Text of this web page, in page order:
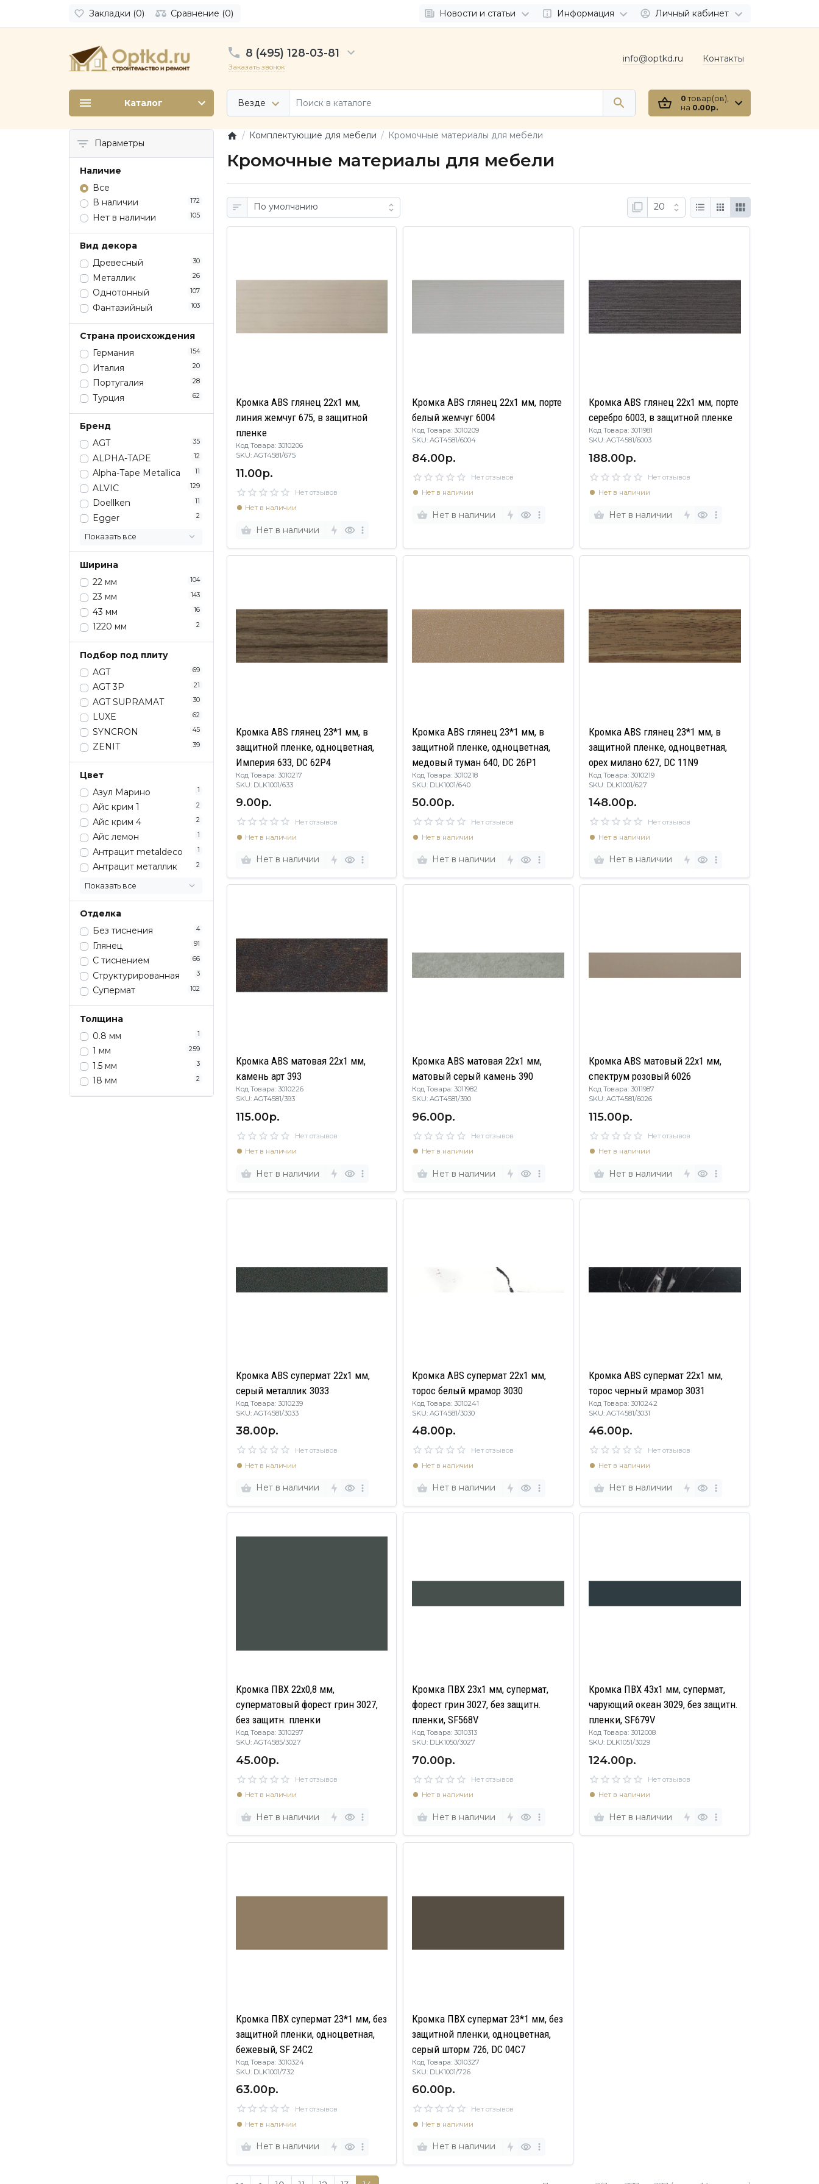
Закладки (0) Сравнение (0) Новости и статьи Информация Личный кабинет
8 (495) 128-03-81
Заказать звонок
Везде
info@optkd.ru Контакты
0 товар(ов),
на 0.00р.
Каталог
Параметры
Наличие
Все
В наличии
172
Нет в наличии 105
Вид декора
Древесный
30
Металлик 26
Однотонный 107
Фантазийный 103
Страна происхождения
Германия
154
Италия 20
Португалия 28
Турция 62
Бренд
AGT
35
ALPHA-TAPE 12
Alpha-Tape Metallica 11
ALVIC 129
Doellken 11
Egger 2
Показать все
Ширина
22 мм
104
23 мм 143
43 мм 16
1220 мм 2
Подбор под плиту
AGT
69
AGT 3P 21
AGT SUPRAMAT 30
LUXE 62
SYNCRON 45
ZENIT 39
Цвет
Азул Марино
1
Айс крим 1 2
Айс крим 4 2
Айс лемон 1
Антрацит metaldeco 1
Антрацит металлик 2
Показать все
Отделка
Без тиснения
4
Глянец 91
С тиснением 66
Структурированная 3
Супермат 102
Толщина
0.8 мм
1
1 мм 259
1.5 мм 3
18 мм 2
Комплектующие для мебели Кромочные материалы для мебели
Кромочные материалы для мебели
Кромка ABS глянец 22х1 мм,
линия жемчуг 675, в защитной
пленке
Код Товара: 3010206
SKU: AGT4581/675
11.00р.
Нет отзывов
Нет в наличии
Нет в наличии
Кромка ABS глянец 22х1 мм, порте
белый жемчуг 6004
Код Товара: 3010209
SKU: AGT4581/6004
84.00р.
Нет отзывов
Нет в наличии
Нет в наличии
Кромка ABS глянец 22х1 мм, порте
серебро 6003, в защитной пленке
Код Товара: 3011981
SKU: AGT4581/6003
188.00р.
Нет отзывов
Нет в наличии
Нет в наличии
Кромка ABS глянец 23*1 мм, в
защитной пленке, одноцветная,
Империя 633, DC 62P4
Код Товара: 3010217
SKU: DLK1001/633
9.00р.
Нет отзывов
Нет в наличии
Нет в наличии
Кромка ABS глянец 23*1 мм, в
защитной пленке, одноцветная,
медовый туман 640, DC 26P1
Код Товара: 3010218
SKU: DLK1001/640
50.00р.
Нет отзывов
Нет в наличии
Нет в наличии
Кромка ABS глянец 23*1 мм, в
защитной пленке, одноцветная,
орех милано 627, DC 11N9
Код Товара: 3010219
SKU: DLK1001/627
148.00р.
Нет отзывов
Нет в наличии
Нет в наличии
Кромка ABS матовая 22х1 мм,
камень арт 393
Код Товара: 3010226
SKU: AGT4581/393
115.00р.
Нет отзывов
Нет в наличии
Нет в наличии
Кромка ABS матовая 22х1 мм,
матовый серый камень 390
Код Товара: 3011982
SKU: AGT4581/390
96.00р.
Нет отзывов
Нет в наличии
Нет в наличии
Кромка ABS матовый 22х1 мм,
спектрум розовый 6026
Код Товара: 3011987
SKU: AGT4581/6026
115.00р.
Нет отзывов
Нет в наличии
Нет в наличии
Кромка ABS супермат 22х1 мм,
серый металлик 3033
Код Товара: 3010239
SKU: AGT4581/3033
38.00р.
Нет отзывов
Нет в наличии
Нет в наличии
Кромка ABS супермат 22х1 мм,
торос белый мрамор 3030
Код Товара: 3010241
SKU: AGT4581/3030
48.00р.
Нет отзывов
Нет в наличии
Нет в наличии
Кромка ABS супермат 22х1 мм,
торос черный мрамор 3031
Код Товара: 3010242
SKU: AGT4581/3031
46.00р.
Нет отзывов
Нет в наличии
Нет в наличии
Кромка ПВХ 22х0,8 мм,
суперматовый форест грин 3027,
без защитн. пленки
Код Товара: 3010297
SKU: AGT4585/3027
45.00р.
Нет отзывов
Нет в наличии
Нет в наличии
Кромка ПВХ 23х1 мм, супермат,
форест грин 3027, без защитн.
пленки, SF568V
Код Товара: 3010313
SKU: DLK1050/3027
70.00р.
Нет отзывов
Нет в наличии
Нет в наличии
Кромка ПВХ 43х1 мм, супермат,
чарующий океан 3029, без защитн.
пленки, SF679V
Код Товара: 3012008
SKU: DLK1051/3029
124.00р.
Нет отзывов
Нет в наличии
Нет в наличии
Кромка ПВХ супермат 23*1 мм, без
защитной пленки, одноцветная,
бежевый, SF 24C2
Код Товара: 3010324
SKU: DLK1001/732
63.00р.
Нет отзывов
Нет в наличии
Нет в наличии
Кромка ПВХ супермат 23*1 мм, без
защитной пленки, одноцветная,
серый шторм 726, DC 04C7
Код Товара: 3010327
SKU: DLK1001/726
60.00р.
Нет отзывов
Нет в наличии
Нет в наличии